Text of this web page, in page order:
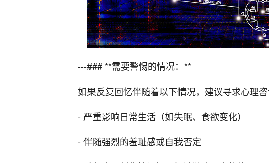
---### **需要警惕的情况：**
如果反复回忆伴随着以下情况，建议寻求心理咨
- 严重影响日常生活（如失眠、食欲变化）
- 伴随强烈的羞耻感或自我否定